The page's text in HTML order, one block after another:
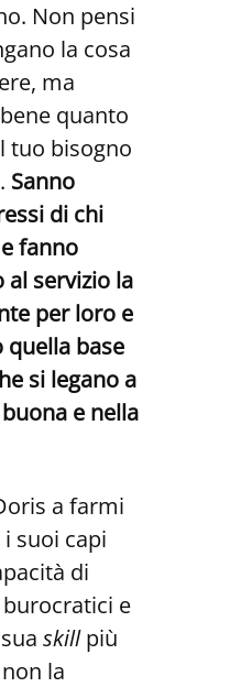
Non pensi
la cosa
ma
quanto
tuo bisogno
Sanno
di chi
fanno
al servizio la
per loro e
base
si legano a
e nella
a farmi
suoi capi
di
e
skillpiù
la